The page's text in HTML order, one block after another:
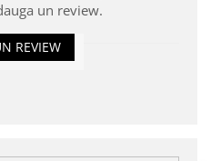
un review.
REVIEW